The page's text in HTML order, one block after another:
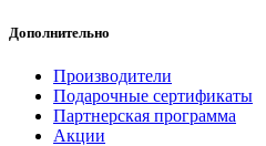
Дополнительно
Производители
Подарочные сертификаты
Партнерская программа
Акции